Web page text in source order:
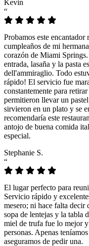
Kevin
“
Probamos este
cumpleaños de mi
corazón de Miami
entrada, lasaña y la pasta
dell'ammiraglio. Todo
rápido! El servicio fue
constantemente para
permitieron llevar un
sirvieron en un plato y se
recomendaría este
antojo de buena comida
especial.
Stephanie S.
“
El lugar perfecto para
Servicio rápido y
mesero; ni hace falta decir
sopa de lentejas y la tabla
miel de trufa fue lo mejor
personas. Apenas
aseguramos de pedir una.